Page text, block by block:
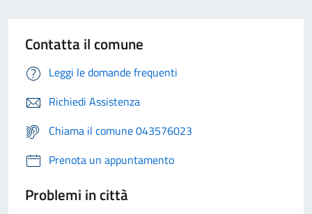
Contatta il comune
Leggi le domande frequenti
Richiedi Assistenza
Chiama il comune 043576023
Prenota un appuntamento
Problemi in città